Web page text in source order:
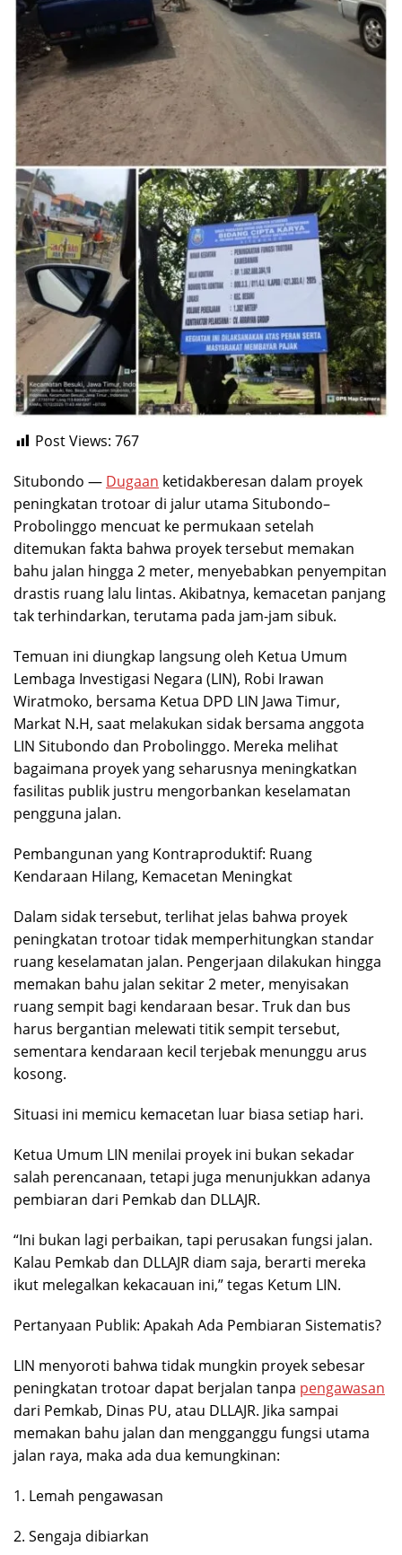
Post Views: 767
Situbondo — Dugaan ketidakberesan dalam proyek
peningkatan trotoar di jalur utama Situbondo–
Probolinggo mencuat ke permukaan setelah
ditemukan fakta bahwa proyek tersebut memakan
bahu jalan hingga 2 meter, menyebabkan penyempitan
drastis ruang lalu lintas. Akibatnya, kemacetan panjang
tak terhindarkan, terutama pada jam-jam sibuk.
Temuan ini diungkap langsung oleh Ketua Umum
Lembaga Investigasi Negara (LIN), Robi Irawan
Wiratmoko, bersama Ketua DPD LIN Jawa Timur,
Markat N.H, saat melakukan sidak bersama anggota
LIN Situbondo dan Probolinggo. Mereka melihat
bagaimana proyek yang seharusnya meningkatkan
fasilitas publik justru mengorbankan keselamatan
pengguna jalan.
Pembangunan yang Kontraproduktif: Ruang
Kendaraan Hilang, Kemacetan Meningkat
Dalam sidak tersebut, terlihat jelas bahwa proyek
peningkatan trotoar tidak memperhitungkan standar
ruang keselamatan jalan. Pengerjaan dilakukan hingga
memakan bahu jalan sekitar 2 meter, menyisakan
ruang sempit bagi kendaraan besar. Truk dan bus
harus bergantian melewati titik sempit tersebut,
sementara kendaraan kecil terjebak menunggu arus
kosong.
Situasi ini memicu kemacetan luar biasa setiap hari.
Ketua Umum LIN menilai proyek ini bukan sekadar
salah perencanaan, tetapi juga menunjukkan adanya
pembiaran dari Pemkab dan DLLAJR.
“Ini bukan lagi perbaikan, tapi perusakan fungsi jalan.
Kalau Pemkab dan DLLAJR diam saja, berarti mereka
ikut melegalkan kekacauan ini,” tegas Ketum LIN.
Pertanyaan Publik: Apakah Ada Pembiaran Sistematis?
LIN menyoroti bahwa tidak mungkin proyek sebesar
peningkatan trotoar dapat berjalan tanpa pengawasan
dari Pemkab, Dinas PU, atau DLLAJR. Jika sampai
memakan bahu jalan dan mengganggu fungsi utama
jalan raya, maka ada dua kemungkinan:
1. Lemah pengawasan
2. Sengaja dibiarkan